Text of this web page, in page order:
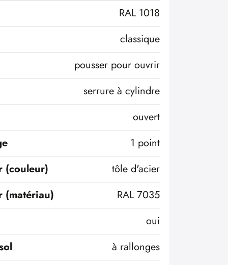
RAL 1018
classique
pousser pour ouvrir
serrure à cylindre
ouvert
1 point
(couleur)
tôle d'acier
(matériau)
RAL 7035
oui
à rallonges